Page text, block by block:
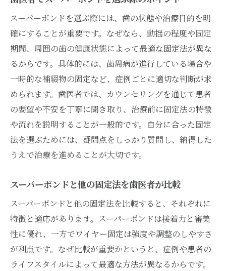
スーパーボンドを選ぶ際には、歯の状態や治療目的を明
確にすることが重要です。なぜなら、動揺の程度や固定
期間、周囲の歯の健康状態によって最適な固定法が異な
るからです。具体的には、歯周病が進行している場合や
一時的な補綴物の固定など、症例ごとに適切な判断が求
められます。歯医者では、カウンセリングを通じて患者
の要望や不安を丁寧に聞き取り、治療前に固定法の特徴
や流れを説明することが一般的です。自分に合った固定
法を選ぶためには、疑問点をしっかり質問し、納得した
うえで治療を進めることが大切です。
スーパーボンドと他の固定法を歯医者が比較
スーパーボンドと他の固定法を比較すると、それぞれに
特徴と適応があります。スーパーボンドは接着力と審美
性に優れ、一方でワイヤー固定は強度や調整のしやすさ
が利点です。なぜ比較が重要かというと、症例や患者の
ライフスタイルによって最適な方法が異なるからです。